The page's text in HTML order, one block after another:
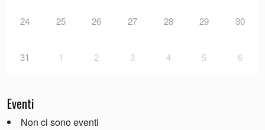
24 25 26 27 28 29 30
31 1 2 3 4 5 6
Eventi
Non ci sono eventi